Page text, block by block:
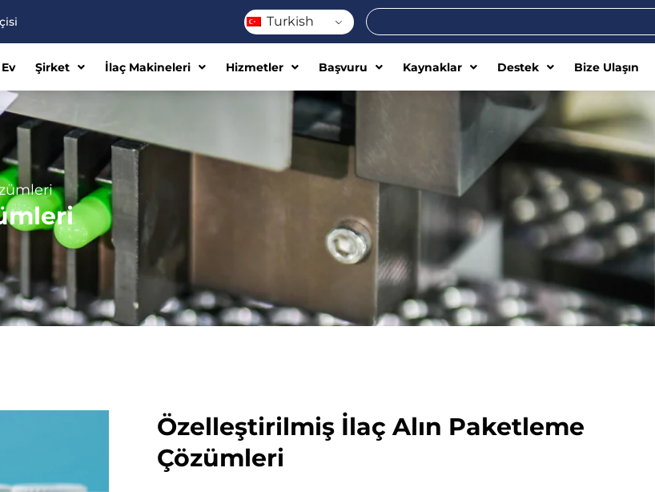
Turkish Ara
Ev Şirket İlaç Makineleri Hizmetler Başvuru Kaynaklar Destek Bize Ulaşın
Özelleştirilmiş İlaç Alın Paketleme
Çözümleri